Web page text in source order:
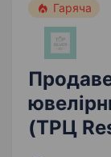
Гаряча
(ТРЦ